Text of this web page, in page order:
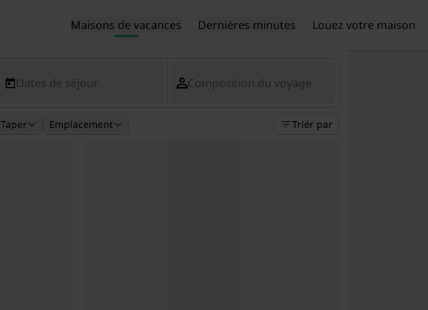
Maisons de vacances Dernières minutes Louez votre maison
Dates de séjour Composition du voyage
Taper Emplacement Triér par